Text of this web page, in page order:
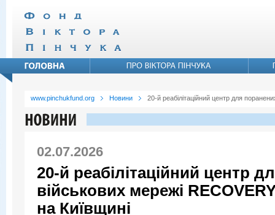
www.pinchukfund.org Новини 20-й реабілітаційний центр для
02.07.2026
20-й реабілітаційний центр
військових мережі
на Київщині